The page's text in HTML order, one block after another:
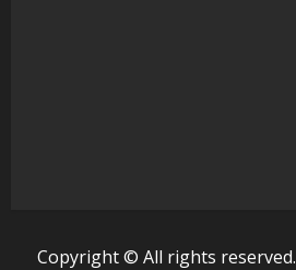
Copyright © All rights reserved.